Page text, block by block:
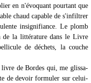
en n'évoquant pourtant que
chaud capable de s'infiltrer
insignifiance. Le plomb
de la littérature dans le Livre
de déchets, la couche
de Bordes qui, me glissa-
de devoir formuler sur celui-